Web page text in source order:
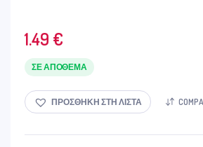
1.49 €
ΣΕ ΑΠΌΘΕΜΑ
ΠΡΟΣΘΉΚΗ ΣΤΗ ΛΊΣΤΑ